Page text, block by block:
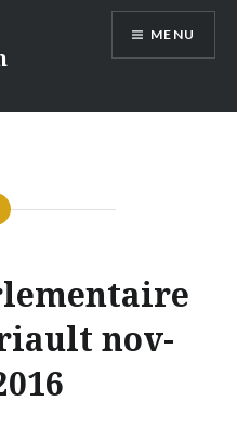
MENU
nov-